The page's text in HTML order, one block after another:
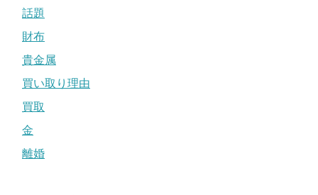
話題
財布
貴金属
買い取り理由
買取
金
離婚